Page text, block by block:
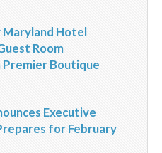
Maryland Hotel
Room
Boutique
Executive
for February